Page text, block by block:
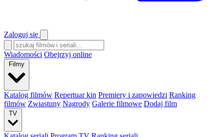
Zaloguj się
Wiadomości Obejrzyj online
Filmy
Katalog filmów Repertuar kin Premiery i zapowiedzi Ranking
filmów Zwiastuny Nagrody Galerie filmowe Dodaj film
TV